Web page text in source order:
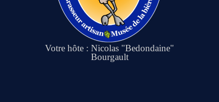
Votre hôte : Nicolas "Bedondaine"
Bourgault